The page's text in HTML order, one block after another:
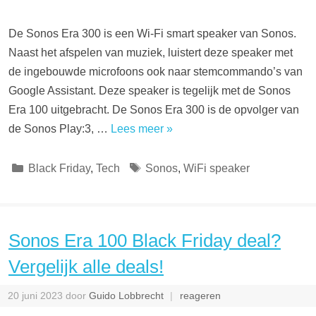
De Sonos Era 300 is een Wi-Fi smart speaker van Sonos.
Naast het afspelen van muziek, luistert deze speaker met
de ingebouwde microfoons ook naar stemcommando’s van
Google Assistant. Deze speaker is tegelijk met de Sonos
Era 100 uitgebracht. De Sonos Era 300 is de opvolger van
de Sonos Play:3, … Lees meer »
Categorieën
Black Friday, Tech Tags
Sonos,WiFi speaker
Sonos Era 100 Black Friday deal?
Vergelijk alle deals!
20 juni 2023 door Guido Lobbrecht reageren